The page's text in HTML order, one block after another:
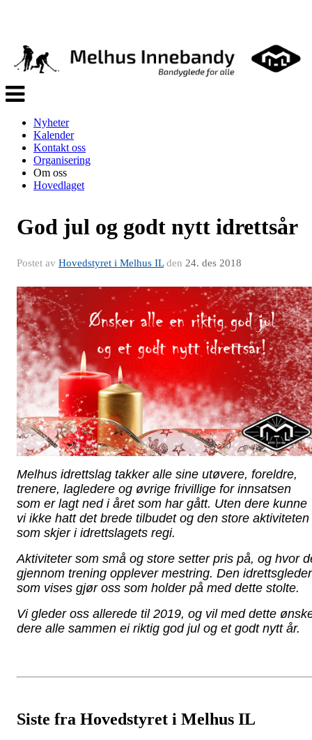
Veksle
navigasjon
Nyheter
Kalender
Kontakt oss
Organisering
Om oss
Hovedlaget
God jul og godt nytt idrettsår
Postet av Hovedstyret i Melhus ILden 24. des 2018
Melhus idrettslag takker alle sine utøvere, foreldre,
trenere, lagledere og øvrige frivillige for innsatsen
som er lagt ned i året som har gått. Uten dere kunne
vi ikke hatt det brede tilbudet og den store aktiviteten
som skjer i idrettslagets regi.
Aktiviteter som små og store setter pris på, og hvor
gjennom trening opplever mestring. Den
som vises gjør oss som holder på med dette stolte.
Vi gleder oss allerede til 2019, og vil med dette
dere alle sammen ei riktig god jul og et godt nytt år.
Siste fra Hovedstyret i Melhus IL